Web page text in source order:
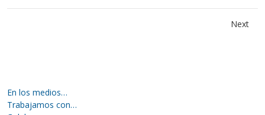
Next
En los medios…
Trabajamos con…